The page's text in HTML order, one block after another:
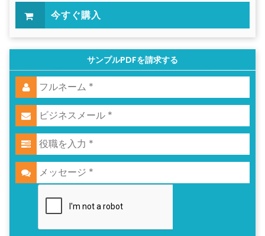
今すぐ購入
サンプルPDFを請求する